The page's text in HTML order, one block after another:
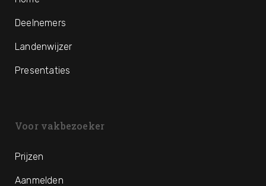
Deelnemers
Landenwijzer
Presentaties
Voor vakbezoeker
Prijzen
Aanmelden